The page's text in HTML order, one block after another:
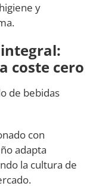
y
coste cero
de bebidas
con
adapta
la cultura de